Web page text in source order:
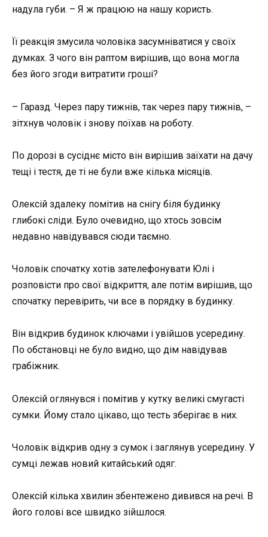
надула губи. – Я ж працюю на нашу користь.
Її реакція змусила чоловіка засумніватися у своїх
думках. З чого він раптом вирішив, що вона могла
без його згоди витратити гроші?
– Гаразд. Через пару тижнів, так через пару тижнів, –
зітхнув чоловік і знову поїхав на роботу.
По дорозі в сусіднє місто він вирішив заїхати на дачу
тещі і тестя, де ті не були вже кілька місяців.
Олексій здалеку помітив на снігу біля будинку
глибокі сліди. Було очевидно, що хтось зовсім
недавно навідувався сюди таємно.
Чоловік спочатку хотів зателефонувати Юлі і
розповісти про свої відкриття, але потім вирішив, що
спочатку перевірить, чи все в порядку в будинку.
Він відкрив будинок ключами і увійшов усередину.
По обстановці не було видно, що дім навідував
грабіжник.
Олексій оглянувся і помітив у кутку великі смугасті
сумки. Йому стало цікаво, що тесть зберігає в них.
Чоловік відкрив одну з сумок і заглянув усередину. У
сумці лежав новий китайський одяг.
Олексій кілька хвилин збентежено дивився на речі. В
його голові все швидко зійшлося.